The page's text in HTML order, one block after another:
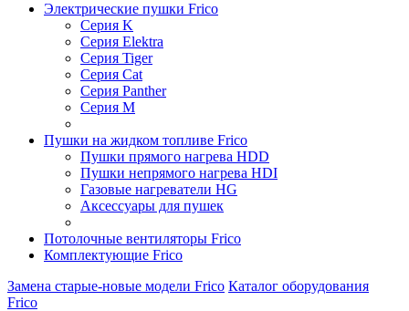
Электрические пушки Frico
Серия K
Серия Elektra
Серия Tiger
Серия Cat
Серия Panther
Серия M
Пушки на жидком топливе Frico
Пушки прямого нагрева HDD
Пушки непрямого нагрева HDI
Газовые нагреватели HG
Аксессуары для пушек
Потолочные вентиляторы Frico
Комплектующие Frico
Замена старые-новые модели Frico Каталог оборудования
Frico